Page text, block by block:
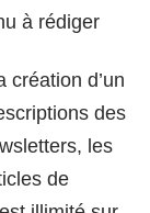
à rédiger
création d’un
des
les
de